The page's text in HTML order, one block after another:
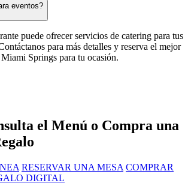
eventos?
puede ofrecer servicios de catering para tus
para más detalles y reserva el mejor
Springs para tu ocasión.
el Menú o Compra una
RESERVAR UNA MESA COMPRAR
DIGITAL